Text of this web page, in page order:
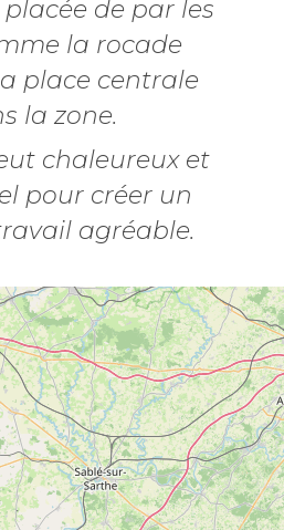
de par les
la rocade
place centrale
la zone.
chaleureux et
pour créer un
agréable.